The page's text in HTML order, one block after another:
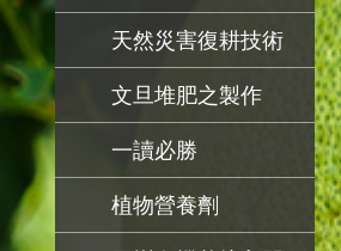
天然災害復耕技術
文旦堆肥之製作
一讀必勝
植物營養劑